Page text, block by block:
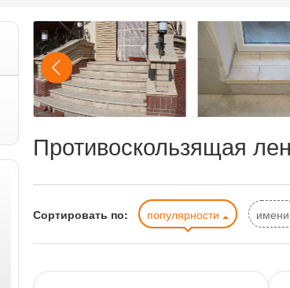
Противоскользящая
Сортировать по: популярности имени